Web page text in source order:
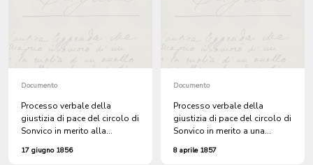
napoleonino d’oro
Documento
Processo verbale della
giustizia di pace del circolo di
Sonvico in merito alla
sacerdote don Battistino
17 giugno 1856
Documento
Processo verbale della
giustizia di pace del circolo di
Sonvico in merito a una
Sassi di Cimadera per la
8 aprile 1857